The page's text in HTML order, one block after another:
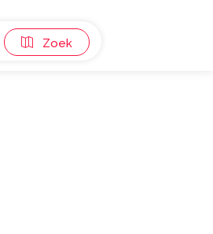
Zoek